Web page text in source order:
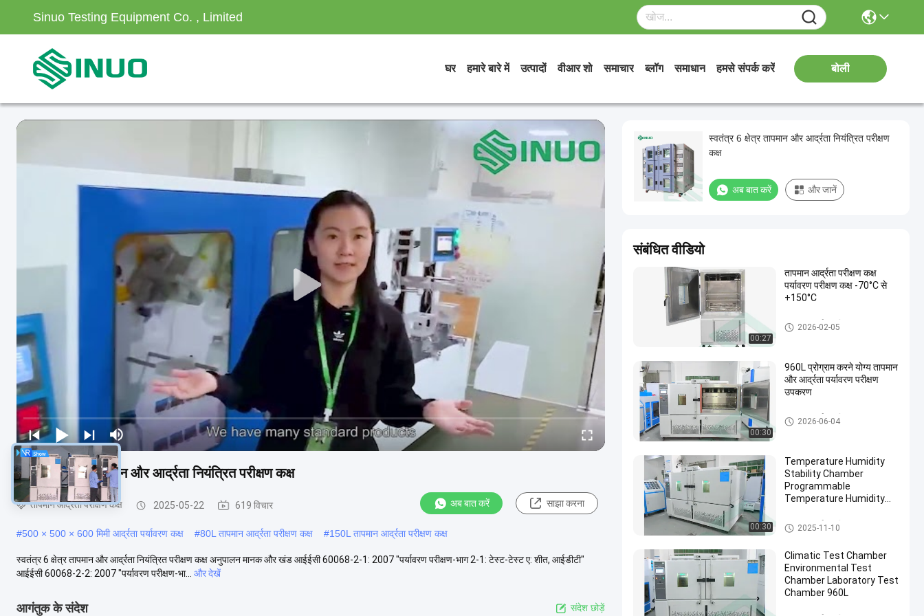
Sinuo Testing Equipment Co. , Limited
घर हमारे बारे में उत्पादों वीआर शो समाचार ब्लॉग समाधान हमसे संपर्क करें बोली
स्वतंत्र 6 क्षेत्र तापमान और आर्द्रता नियंत्रित परीक्षण कक्ष
तापमान आर्द्रता परीक्षण कक्ष 2025-05-22 619 विचार अब बात करें साझा करना
#500 × 500 × 600 मिमी आर्द्रता पर्यावरण कक्ष #80L तापमान आर्द्रता परीक्षण कक्ष #150L तापमान आर्द्रता परीक्षण कक्ष
स्वतंत्र 6 क्षेत्र तापमान और आर्द्रता नियंत्रित परीक्षण कक्ष अनुपालन मानक और खंड आईईसी 60068-2-1: 2007 "पर्यावरण परीक्षण-भाग 2-1: टेस्ट-टेस्ट ए: शीत, आईडीटी"
आईईसी 60068-2-2: 2007 "पर्यावरण परीक्षण-भा...
और देखें
आगंतुक के संदेश संदेश छोड़ें
स्वतंत्र 6 क्षेत्र तापमान और आर्द्रता नियंत्रित परीक्षण
कक्ष
अब बात करें और जानें
संबंधित वीडियो
00:27
तापमान आर्द्रता परीक्षण कक्ष
पर्यावरण परीक्षण कक्ष -70°C से
+150°C
तापमान आर्द्रता परीक्षण कक्ष
2026-02-05
00:30
960L प्रोग्राम करने योग्य तापमान
और आर्द्रता पर्यावरण परीक्षण
उपकरण
तापमान आर्द्रता परीक्षण कक्ष
2026-06-04
00:30
Temperature Humidity
Stability Chamber
Programmable
Temperature Humidity
तापमान आर्द्रता परीक्षण कक्ष
2025-11-10
Climatic Test Chamber
Environmental Test
Chamber Laboratory Test
Chamber 960L